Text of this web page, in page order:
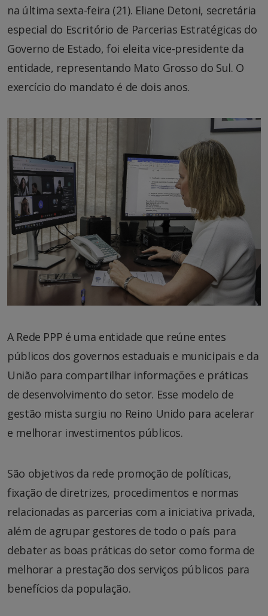
na última sexta-feira (21). Eliane Detoni, secretária
especial do Escritório de Parcerias Estratégicas do
Governo de Estado, foi eleita vice-presidente da
entidade, representando Mato Grosso do Sul. O
exercício do mandato é de dois anos.
A Rede PPP é uma entidade que reúne entes
públicos dos governos estaduais e municipais e da
União para compartilhar informações e práticas
de desenvolvimento do setor. Esse modelo de
gestão mista surgiu no Reino Unido para acelerar
e melhorar investimentos públicos.
São objetivos da rede promoção de políticas,
fixação de diretrizes, procedimentos e normas
relacionadas as parcerias com a iniciativa privada,
além de agrupar gestores de todo o país para
debater as boas práticas do setor como forma de
melhorar a prestação dos serviços públicos para
benefícios da população.